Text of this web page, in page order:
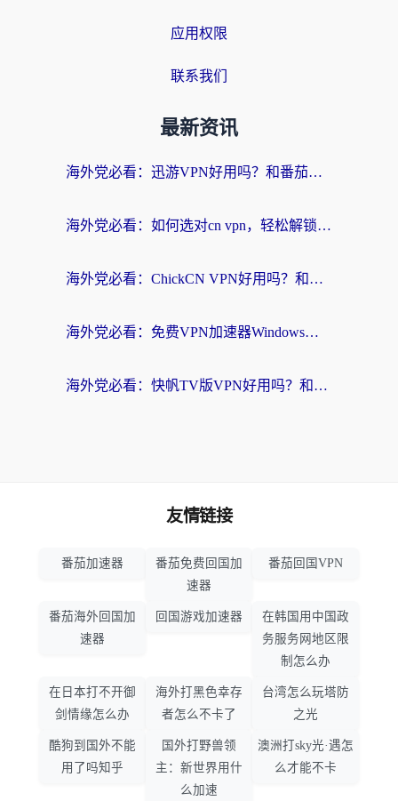
应用权限
联系我们
最新资讯
海外党必看：迅游VPN好用吗？和番茄加速器VPN对比哪个回国效果更好？
海外党必看：如何选对cn vpn，轻松解锁国内影音游戏？
海外党必看：ChickCN VPN好用吗？和星河VPN对比哪个回国效果更好？附真实体验+避坑指南
海外党必看：免费VPN加速器Windows版怎么选？附真实测评与无缝访问国内资源指南
海外党必看：快帆TV版VPN好用吗？和hi龟龟VPN对比哪个回国效果更好？附免费加速器选择指南
友情链接
番茄加速器
番茄免费回国加
速器
番茄回国VPN
番茄海外回国加
速器
回国游戏加速器
在韩国用中国政
务服务网地区限
制怎么办
在日本打不开御
剑情缘怎么办
海外打黑色幸存
者怎么不卡了
台湾怎么玩塔防
之光
酷狗到国外不能
用了吗知乎
国外打野兽领
主：新世界用什
么加速
澳洲打sky光·遇怎
么才能不卡